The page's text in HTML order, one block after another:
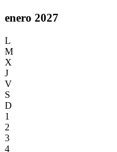
enero 2027
L
M
X
J
V
S
D
1
2
3
4